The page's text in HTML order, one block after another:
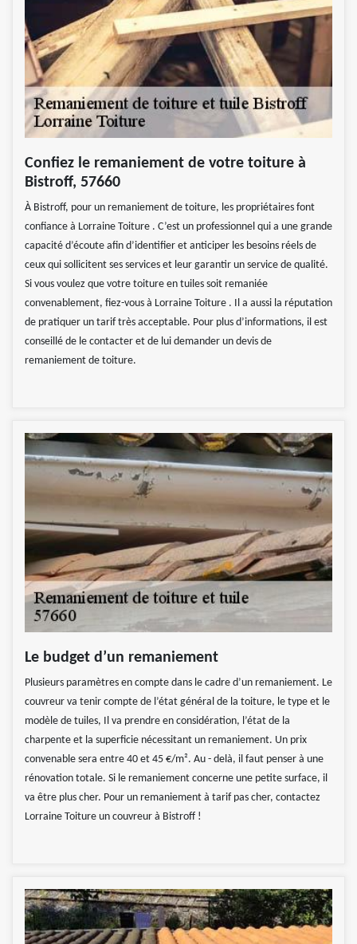
Confiez le remaniement de votre toiture à
Bistroff, 57660
À Bistroff, pour un remaniement de toiture, les propriétaires font
confiance à Lorraine Toiture . C’est un professionnel qui a une grande
capacité d’écoute afin d’identifier et anticiper les besoins réels de
ceux qui sollicitent ses services et leur garantir un service de qualité.
Si vous voulez que votre toiture en tuiles soit remaniée
convenablement, fiez-vous à Lorraine Toiture . Il a aussi la réputation
de pratiquer un tarif très acceptable. Pour plus d’informations, il est
conseillé de le contacter et de lui demander un devis de
remaniement de toiture.
Le budget d’un remaniement
Plusieurs paramètres en compte dans le cadre d’un remaniement. Le
couvreur va tenir compte de l’état général de la toiture, le type et le
modèle de tuiles, Il va prendre en considération, l’état de la
charpente et la superficie nécessitant un remaniement. Un prix
convenable sera entre 40 et 45 €/m². Au - delà, il faut penser à une
rénovation totale. Si le remaniement concerne une petite surface, il
va être plus cher. Pour un remaniement à tarif pas cher, contactez
Lorraine Toiture un couvreur à Bistroff !